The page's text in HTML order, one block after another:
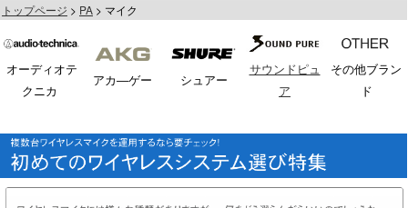
トップページ PA マイク
オーディオテ
クニカ
アカ―ゲー シュアー
サウンドピュ
ア
その他ブラン
ド